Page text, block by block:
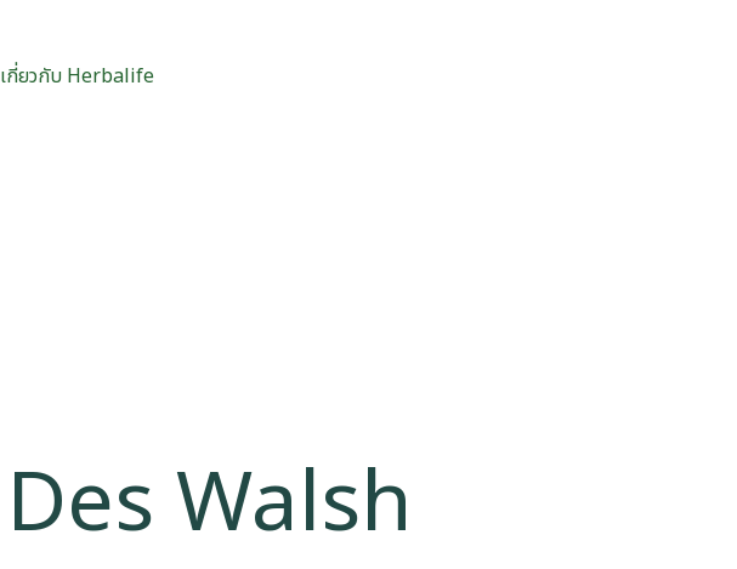
เกี่ยวกับ Herbalife
Des Walsh